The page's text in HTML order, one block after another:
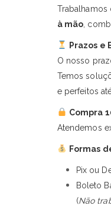
Trabalhamos
à mão ,
Prazos e
O nosso
Temos
e perfeitos
Compra
Atendemos
Formas
Pix ou
Boleto
(Não